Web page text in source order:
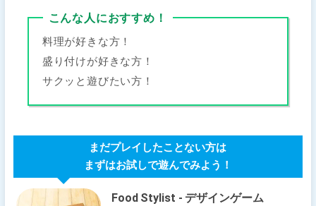
こんな人におすすめ！
料理が好きな方！
盛り付けが好きな方！
サクッと遊びたい方！
まだプレイしたことない方は
まずはお試しで遊んでみよう！
Food Stylist - デザインゲーム